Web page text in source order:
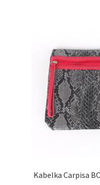
Kabelka Carpisa